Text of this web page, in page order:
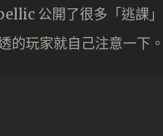
公開了很多「逃課
的玩家就自己注意一下。